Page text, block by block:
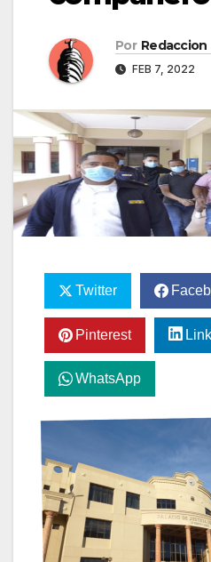
Por Redaccion
FEB 7, 2022
Twitter
Pinterest
WhatsApp